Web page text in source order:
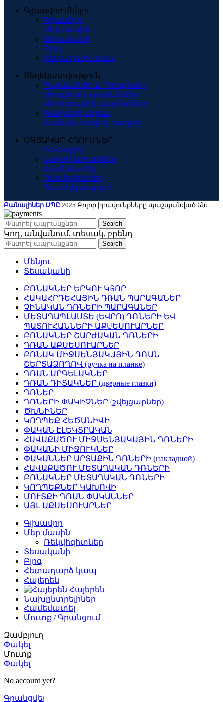
Գլխավոր մենյու
Գլխավոր
Մեր մասին
Տեսականի
Բլոգ
Հետադարձ կապ
Տեղեկատվություն
Պայմաններ և Դրույթներ
Առաքման պայմաններ
Վերադարձի պայմաններ
Գաղտնիություն
Հաճախ տրվող հարցեր
ՕԳՏԱԿԱՐ ՀՂՈՒՄՆԵՐ
Իմ Հաշիվ
Նախընտրածներ
Համեմատել
Ռեկվիզիտներ
Պատկերասրահ
Բանալիներ ՍՊԸ 2025 Բոլոր իրավունքները պաշպանված են։
Search
Կոդ, անվանում, տեսակ, բրենդ
Search
Մենյու
Տեսականի
ԲՌՆԱԿՆԵՐ ԵՐԿՈՒ ԿՏՈՐ
ՀԱԿԱՀՐԴԵՀԱՅԻՆ ԴՌԱՆ ՊԱՐԱԳԱՆԵՐ
ՉԻՆԱԿԱՆ ԴՌՆԵՐԻ ՊԱՐԱԳԱՆԵՐ
ՄԵՏԱՂԱՊԼԱՍՏԵ (ԵՎՐՈ) ԴՌՆԵՐԻ ԵՎ
ՊԱՏՈՒՀԱՆՆԵՐԻ ԱՔՍԵՍՈՒԱՐՆԵՐ
ԲՌՆԱԿՆԵՐ ՇԱՐԺԱԿԱՆ ԴՌՆԵՐԻ
ԴՌԱՆ ԱՔՍԵՍՈՒԱՐՆԵՐ
ԲՌՆԱԿ ՄԻՋՍԵՆՅԱԿԱՅԻՆ ԴՌԱՆ
ՇԵՐՏԱՁՈՂՈՎ (ручка на планке)
ԴՌԱՆ ԱՐԳԵԼԱԿՆԵՐ
ԴՌԱՆ ԴԻՏԱԿՆԵՐ (дверные глазки)
ԴՌՆԵՐ
ԴՌՆԵՐԻ ՓԱԿԻՉՆԵՐ (շվեյցարներ)
ԾԽՆԻՆԵՐ
ԿՈՂՊԵՔ ՀԵԾԱՆԻՎԻ
ՓԱԿԱՆ ԷԼԵԿՏՐԱԿԱՆ
ՀԱՎԱՔԱԾՈՒ ՄԻՋՍԵՆՅԱԿԱՅԻՆ ԴՌՆԵՐԻ
ՓԱԿԱՆԻ ՄԻՋՈՒԿՆԵՐ
ՓԱԿԱՆՆԵՐ ԱՐՏԱՔԻՆ ԴՌՆԵՐԻ (накладной)
ՀԱՎԱՔԱԾՈՒ ՄԵՏԱՂԱԿԱՆ ԴՌՆԵՐԻ
ԲՌՆԱԿՆԵՐ ՄԵՏԱՂԱԿԱՆ ԴՌՆԵՐԻ
ԿՈՂՊԵՔՆԵՐ ԿԱԽՈՎԻ
ՄՈՒՏՔԻ ԴՌԱՆ ՓԱԿԱՆՆԵՐ
ԱՅԼ ԱՔՍԵՍՈՒԱՐՆԵՐ
Գլխավոր
Մեր մասին
Ռեկվիզիտներ
Տեսականի
Բլոգ
Հետադարձ կապ
Հայերեն
Հայերեն
Նախընտրելիներ
Համեմատել
Մուտք / Գրանցում
Զամբյուղ
Փակել
Մուտք
Փակել
No account yet?
Գրանցվել